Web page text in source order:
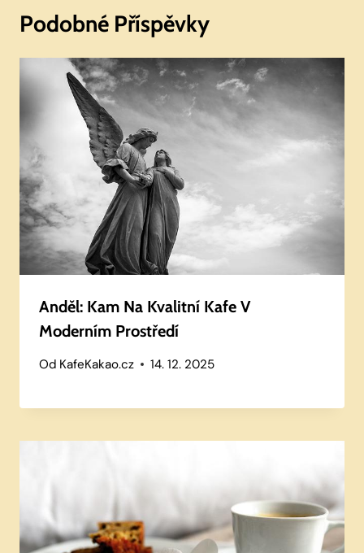
Podobné Příspěvky
Anděl: Kam Na Kvalitní Kafe V
Moderním Prostředí
Od KafeKakao.cz 14. 12. 2025